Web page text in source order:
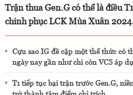
Trận thua Gen.G có thể là điều
chinh phục LCK Mùa Xuân
Cựu sao IG đề cập một thể thức có
ngày nay gần như chỉ còn VCS áp
T1 tiếp tục bại trận trước Gen.G,